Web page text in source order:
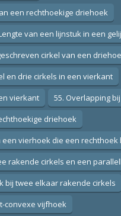
een rechthoekige driehoek
van een lijnstuk in een
cirkel van een
en drie cirkels in een vierkant
vierkant
55. Overlapping
driehoek
een vierhoek die een rechthoek
rakende cirkels en een
bij twee elkaar rakende cirkels
convexe vijfhoek